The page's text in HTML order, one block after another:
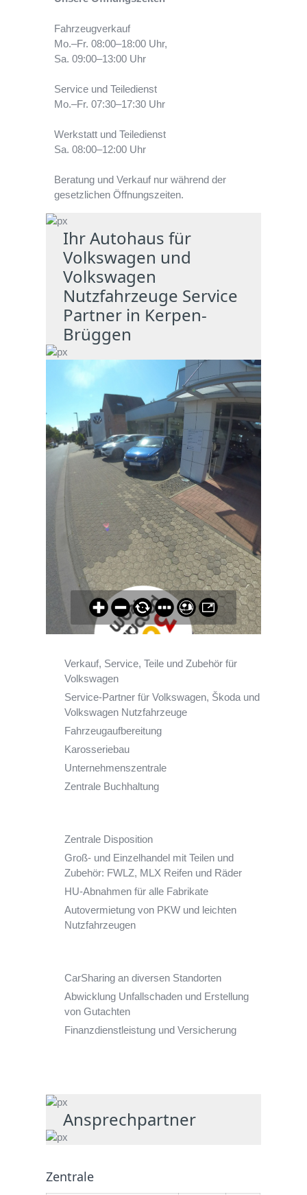
Ihr Autohaus für
Volkswagen und
Volkswagen
Nutzfahrzeuge Service
Partner in Kerpen-
Brüggen
Verkauf, Service, Teile und Zubehör für
Volkswagen
Service-Partner für Volkswagen, Škoda und
Volkswagen Nutzfahrzeuge
Fahrzeugaufbereitung
Karosseriebau
Unternehmenszentrale
Zentrale Buchhaltung
Zentrale Disposition
Groß- und Einzelhandel mit Teilen und
Zubehör: FWLZ, MLX Reifen und Räder
HU-Abnahmen für alle Fabrikate
Autovermietung von PKW und leichten
Nutzfahrzeugen
CarSharing an diversen Standorten
Abwicklung Unfallschaden und Erstellung
von Gutachten
Finanzdienstleistung und Versicherung
Ansprechpartner
Zentrale
Fahrzeugverkauf
Mo.–Fr. 08:00–18:00 Uhr,
Sa. 09:00–13:00 Uhr
Service und Teiledienst
Mo.–Fr. 07:30–17:30 Uhr
Werkstatt und Teiledienst
Sa. 08:00–12:00 Uhr
Beratung und Verkauf nur während der
gesetzlichen Öffnungszeiten.